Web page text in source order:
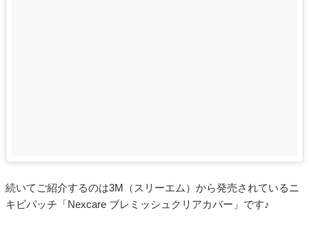
続いてご紹介するのは3M（スリーエム）から発売されているニ
キビパッチ「Nexcare ブレミッシュクリアカバー」です♪